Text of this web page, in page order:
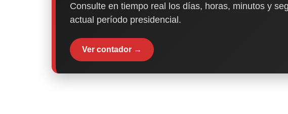
Consulte en tiempo real los días, horas, minutos y
actual período presidencial.
Ver contador →